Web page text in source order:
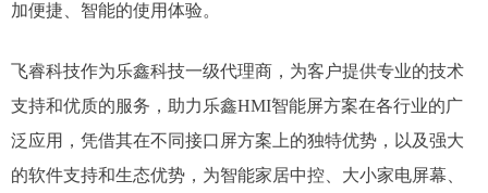
加便捷、智能的使用体验。​
飞睿科技作为乐鑫科技一级代理商，为客户提供专业的技术
支持和优质的服务，助力乐鑫HMI智能屏方案在各行业的广
泛应用，凭借其在不同接口屏方案上的独特优势，以及强大
的软件支持和生态优势，为智能家居中控、大小家电屏幕、